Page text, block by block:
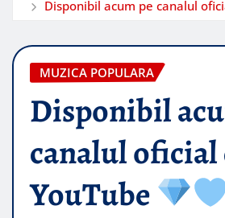
Disponibil acum pe canalul
MUZICA POPULARA
Disponibil
canalul oficial
YouTube